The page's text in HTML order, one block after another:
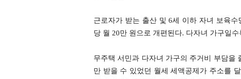
근로자가 받는 출산 및 6세 이하 자녀 보육
당 월 20만 원으로 개편된다. 다자녀 가구일
무주택 서민과 다자녀 가구의 주거비 부담을
만 받을 수 있었던 월세 세액공제가 주소를